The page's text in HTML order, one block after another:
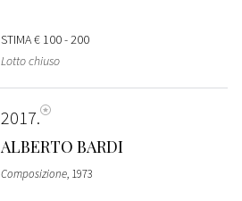
STIMA€ 100 - 200
Lotto chiuso
2017
ALBERTO BARDI
Composizione, 1973